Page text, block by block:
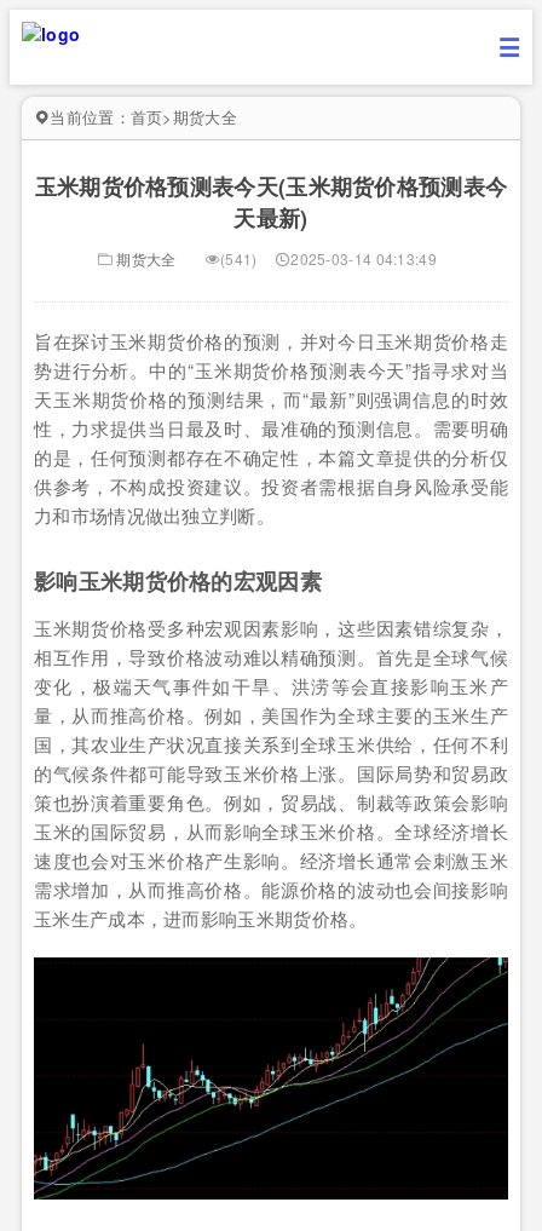
当前位置： 首页>期货大全
玉米期货价格预测表今天(玉米期货价格预测表今
天最新)
期货大全 (541) 2025-03-14 04:13:49
旨在探讨玉米期货价格的预测，并对今日玉米期货价格走
势进行分析。中的“玉米期货价格预测表今天”指寻求对当
天玉米期货价格的预测结果，而“最新”则强调信息的时效
性，力求提供当日最及时、最准确的预测信息。需要明确
的是，任何预测都存在不确定性，本篇文章提供的分析仅
供参考，不构成投资建议。投资者需根据自身风险承受能
力和市场情况做出独立判断。
影响玉米期货价格的宏观因素
玉米期货价格受多种宏观因素影响，这些因素错综复杂，
相互作用，导致价格波动难以精确预测。首先是全球气候
变化，极端天气事件如干旱、洪涝等会直接影响玉米产
量，从而推高价格。例如，美国作为全球主要的玉米生产
国，其农业生产状况直接关系到全球玉米供给，任何不利
的气候条件都可能导致玉米价格上涨。国际局势和贸易政
策也扮演着重要角色。例如，贸易战、制裁等政策会影响
玉米的国际贸易，从而影响全球玉米价格。全球经济增长
速度也会对玉米价格产生影响。经济增长通常会刺激玉米
需求增加，从而推高价格。能源价格的波动也会间接影响
玉米生产成本，进而影响玉米期货价格。